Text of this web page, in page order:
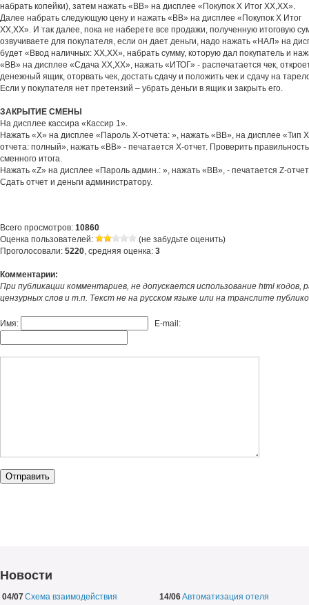
набрать копейки), затем нажать «ВВ» на дисплее «Покупок Х Итог ХХ,ХХ».
Далее набрать следующую цену и нажать «ВВ» на дисплее «Покупок Х Итог
ХХ,ХХ». И так далее, пока не наберете все продажи, полученную итоговую
озвучиваете для покупателя, если он дает деньги, надо нажать «НАЛ» на
будет «Ввод наличных: ХХ,ХХ», набрать сумму, которую дал покупатель и
«ВВ» на дисплее «Сдача ХХ,ХХ», нажать «ИТОГ» - распечатается чек,
денежный ящик, оторвать чек, достать сдачу и положить чек и сдачу на
Если у покупателя нет претензий – убрать деньги в ящик и закрыть его.
ЗАКРЫТИЕ СМЕНЫ
На дисплее кассира «Кассир 1».
Нажать «Х» на дисплее «Пароль Х-отчета: », нажать «ВВ», на дисплее «Тип
отчета: полный», нажать «ВВ» - печатается Х-отчет. Проверить правильность
сменного итога.
Нажать «Z» на дисплее «Пароль админ.: », нажать «ВВ», - печатается Z-
Сдать отчет и деньги администратору.
Всего просмотров: 10860
Оценка пользователей:
(не забудьте оценить)
Проголосовали: 5220, средняя оценка: 3
Комментарии:
При публикации комментариев, не допускается использование html кодов,
цензурных слов и т.п. Текст не на русском языке или на транслите
Имя: E-mail:
Новости
04/07Схема взаимодействия
14/06Автоматизация отеля